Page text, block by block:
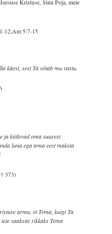
Kristuse, Sinu Poja, meie
12;Am 5:7-15
käest, sest Ta võtab mu vastu.
ja kiitlevad oma suurest
luna ega tema eest maksta
373)
armu, et Tema, kuigi Ta
saaksite rikkaks Tema